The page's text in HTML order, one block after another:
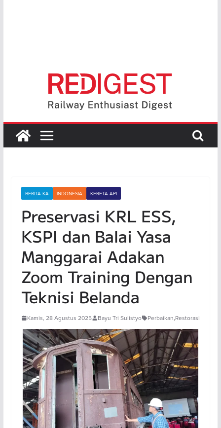
BERITA KA INDONESIA KERETA API
Preservasi KRL ESS,
KSPI dan Balai Yasa
Manggarai Adakan
Zoom Training Dengan
Teknisi Belanda
Kamis, 28 Agustus 2025 Bayu Tri Sulistyo Perbaikan,Restorasi